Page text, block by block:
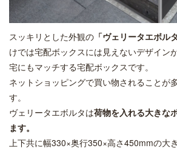
スッキリとした外観の 「ヴェリータエボル
けでは宅配ボックスには見えないデザイン
宅にもマッチする宅配ボックスです。
ネットショッピングで買い物されることが
す。
ヴェリータエボルタは荷物を入れる大きな
ます。
上下共に幅330×奥行350×高さ450mmの大